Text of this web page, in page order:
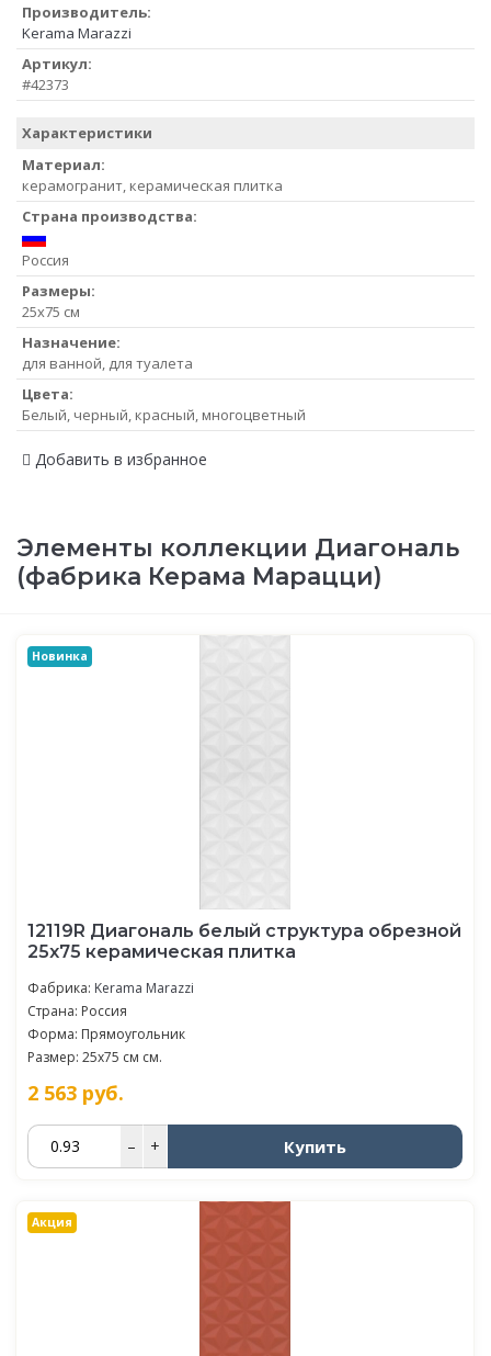
Производитель:
Kerama Marazzi
Артикул:
#42373
Характеристики
Материал:
керамогранит, керамическая плитка
Страна производства:
Россия
Размеры:
25x75 см
Назначение:
для ванной, для туалета
Цвета:
Белый, черный, красный, многоцветный
Добавить в избранное
Элементы коллекции Диагональ
(фабрика Керама Марацци)
Новинка
12119R Диагональ белый структура обрезной
25х75 керамическая плитка
Фабрика: Kerama Marazzi
Страна: Россия
Форма: Прямоугольник
Размер: 25x75 см см.
2 563 руб.
– + Купить
Акция